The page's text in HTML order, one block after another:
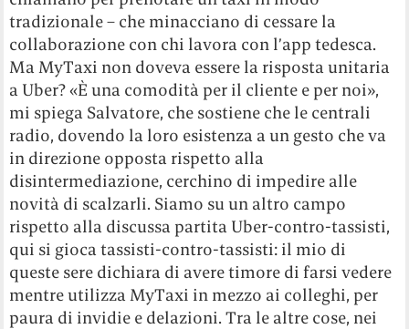
tradizionale – che minacciano di cessare la
collaborazione con chi lavora con l’app tedesca.
Ma MyTaxi non doveva essere la risposta unitaria
a Uber? «È una comodità per il cliente e per noi»,
mi spiega Salvatore, che sostiene che le centrali
radio, dovendo la loro esistenza a un gesto che va
in direzione opposta rispetto alla
disintermediazione, cerchino di impedire alle
novità di scalzarli. Siamo su un altro campo
rispetto alla discussa partita Uber-contro-tassisti,
qui si gioca tassisti-contro-tassisti: il mio di
queste sere dichiara di avere timore di farsi vedere
mentre utilizza MyTaxi in mezzo ai colleghi, per
paura di invidie e delazioni. Tra le altre cose, nei